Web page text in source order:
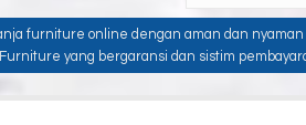
furniture online dengan aman dan nyaman
yang bergaransi dan sistim